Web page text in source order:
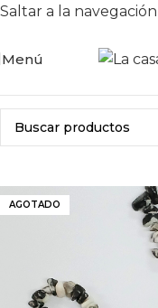
Saltar a la navegación
Menú
AGOTADO